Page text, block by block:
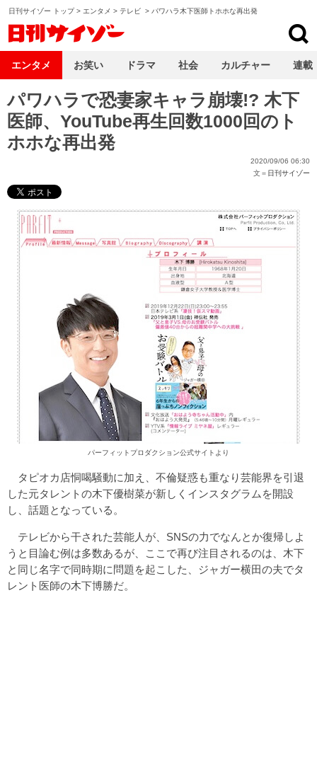
日刊サイゾー トップ> エンタメ > テレビ > パワハラ木下医師トホホな再出発
パワハラで恐妻家キャラ崩壊!? 木下
医師、YouTube再生回数1000回のト
ホホな再出発
2020/09/06 06:30
文＝ 日刊サイゾー
パーフィットプロダクション公式サイトより
タピオカ店恫喝騒動に加え、不倫疑惑も重なり芸能界を引退
した元タレントの木下優樹菜が新しくインスタグラムを開設
し、話題となっている。
テレビから干された芸能人が、SNSの力でなんとか復帰しよ
うと目論む例は多数あるが、ここで再び注目されるのは、木下
と同じ名字で同時期に問題を起こした、ジャガー横田の夫でタ
レント医師の木下博勝だ。
エンタメ お笑い ドラマ 社会 カルチャー 連載